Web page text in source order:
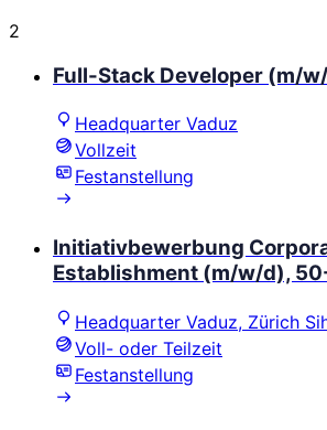
2
Full-Stack Developer (m/
Headquarter Vaduz
Vollzeit
Festanstellung
Initiativbewerbung
Establishment (m/w/d),
Headquarter Vaduz, Zürich
Voll- oder Teilzeit
Festanstellung